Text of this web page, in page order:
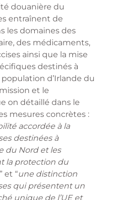
douanière du
entraînent de
les domaines des
des médicaments,
ainsi que la mise
destinés à
d’Irlande du
et le
on détaillé dans le
mesures concrètes :
accordée à la
destinées à
du Nord et les
la protection du
” et “une distinction
qui présentent un
unique de l’UE et